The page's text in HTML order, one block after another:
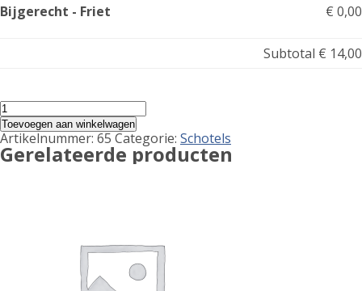
Bijgerecht - Friet
€ 0,00
Subtotal € 14,00
Hamburger
aantal
Toevoegen aan winkelwagen
Artikelnummer: 65 Categorie: Schotels
Gerelateerde producten